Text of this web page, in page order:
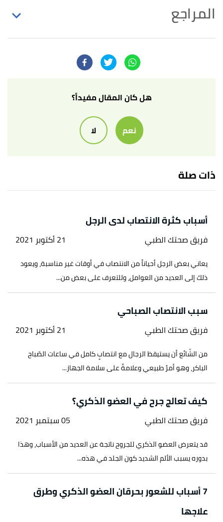
المراجع
tip of your penis?", www.netdoctor.co.uk
21/9/2021. Edited.
"Penis Burning: 6 Causes & What To
"Is the tip of your penis sore, red or itchy?
21/9/2021. Edited.
هل كان المقال مفيداً؟
نعم لا
ذات صلة
أسباب كثرة الانتصاب لدى الرجل
فريق صحتك الطبي 21 أكتوبر 2021
يعاني بعض الرجل أحياناً من الانتصاب في أوقات غير مناسبة، ويعود
ذلك إلى العديد من العوامل، وللتعرف على بعض من...
سبب الانتصاب الصباحي
فريق صحتك الطبي 21 أكتوبر 2021
من الشّائع أن يستيقظ الرجال مع انتصابٍ كامل في ساعات الصّباح
الباكر، وهو أمرٌ طبيعي وعلامةٌ على سلامة الجهاز...
كيف تعالج جرح في العضو الذكري؟
فريق صحتك الطبي 05 سبتمبر 2021
قد يتعرض العضو الذكري للجروح ناتجة عن العديد من الأسباب، وهذا
بدوره يسبب الألم الشديد كون الجلد في هذه...
7 أسباب للشعور بحرقان العضو الذكري وطرق
علاجها